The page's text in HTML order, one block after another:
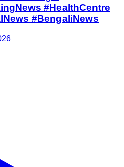
#HealthCentre
#BengaliNews